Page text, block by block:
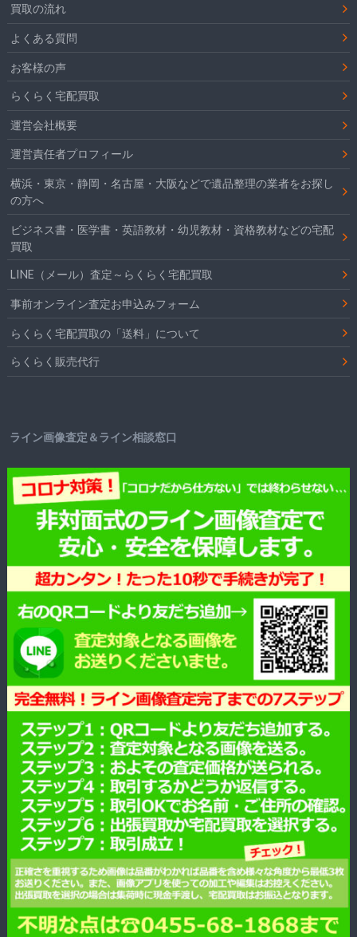
買取の流れ
よくある質問
お客様の声
らくらく宅配買取
運営会社概要
運営責任者プロフィール
横浜・東京・静岡・名古屋・大阪などで遺品整理の業者をお探し
の方へ
ビジネス書・医学書・英語教材・幼児教材・資格教材などの宅配
買取
LINE（メール）査定～らくらく宅配買取
事前オンライン査定お申込みフォーム
らくらく宅配買取の「送料」について
らくらく販売代行
ライン画像査定＆ライン相談窓口